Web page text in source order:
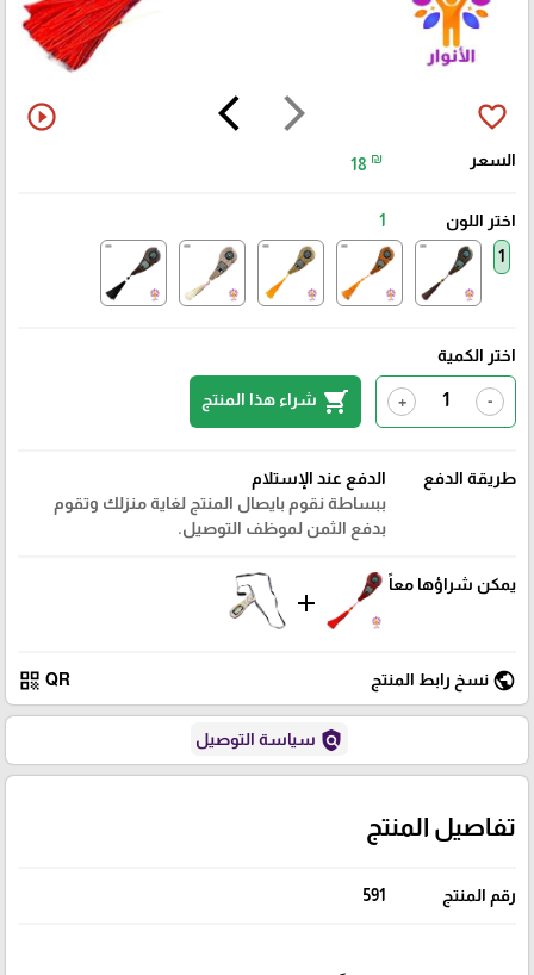
arrow_forward_ios
arrow_back_ios favorite_border
play_circle_outline
السعر 18 ₪
اختر اللون
1
1
اختر الكمية
-
+
shopping_cart شراء هذا المنتج
طريقة الدفع
الدفع عند الإستلام
ببساطة نقوم بايصال المنتج لغاية منزلك وتقوم
بدفع الثمن لموظف التوصيل.
يمكن شراؤها معاً
add
public نسخ رابط المنتج QR
qr_code
policy سياسة التوصيل
تفاصيل المنتج
رقم المنتج 591